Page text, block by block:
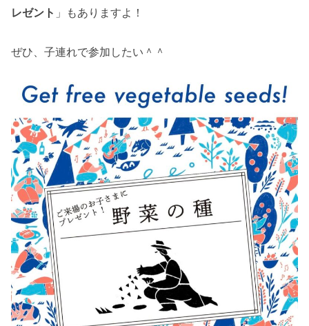
レゼント 」もありますよ！
ぜひ、子連れで参加したい＾＾